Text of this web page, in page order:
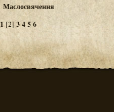
Маслосвячення
1[2] 3456